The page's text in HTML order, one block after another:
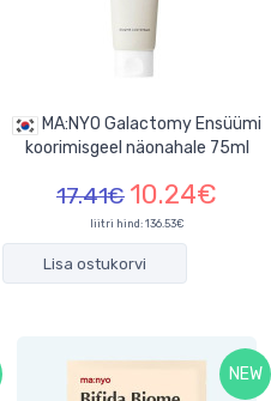
koorimisgeel näonahale 75ml
17.41€ 10.24€
liitri hind: 136.53€
Lisa ostukorvi
NEW